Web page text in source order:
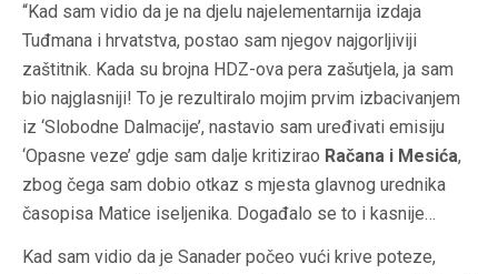
“Kad sam vidio da je na djelu najelementarnija izdaja
Tuđmana i hrvatstva, postao sam njegov najgorljiviji
zaštitnik. Kada su brojna HDZ-ova pera zašutjela, ja sam
bio najglasniji! To je rezultiralo mojim prvim izbacivanjem
iz ‘Slobodne Dalmacije’, nastavio sam uređivati emisiju
‘Opasne veze’ gdje sam dalje kritizirao Račana i Mesića,
zbog čega sam dobio otkaz s mjesta glavnog urednika
časopisa Matice iseljenika. Događalo se to i kasnije…
Kad sam vidio da je Sanader počeo vući krive poteze,